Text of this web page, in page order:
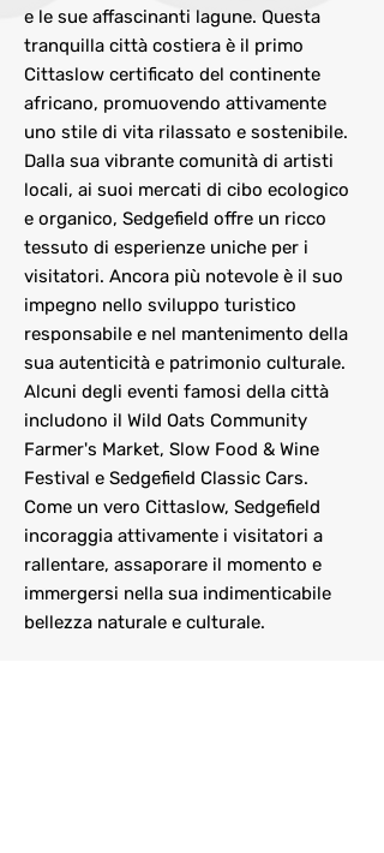
e le sue affascinanti lagune. Questa
tranquilla città costiera è il primo
Cittaslow certificato del continente
africano, promuovendo attivamente
uno stile di vita rilassato e sostenibile.
Dalla sua vibrante comunità di artisti
locali, ai suoi mercati di cibo ecologico
e organico, Sedgefield offre un ricco
tessuto di esperienze uniche per i
visitatori. Ancora più notevole è il suo
impegno nello sviluppo turistico
responsabile e nel mantenimento della
sua autenticità e patrimonio culturale.
Alcuni degli eventi famosi della città
includono il Wild Oats Community
Farmer's Market, Slow Food & Wine
Festival e Sedgefield Classic Cars.
Come un vero Cittaslow, Sedgefield
incoraggia attivamente i visitatori a
rallentare, assaporare il momento e
immergersi nella sua indimenticabile
bellezza naturale e culturale.